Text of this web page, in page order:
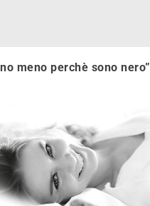
meno perchè sono nero”